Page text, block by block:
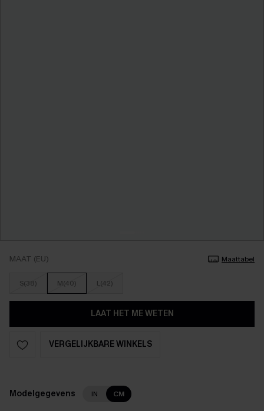
MAAT (EU) Maattabel
S(38) M(40) L(42)
LAAT HET ME WETEN
VERGELIJKBARE WINKELS
Modelgegevens IN CM